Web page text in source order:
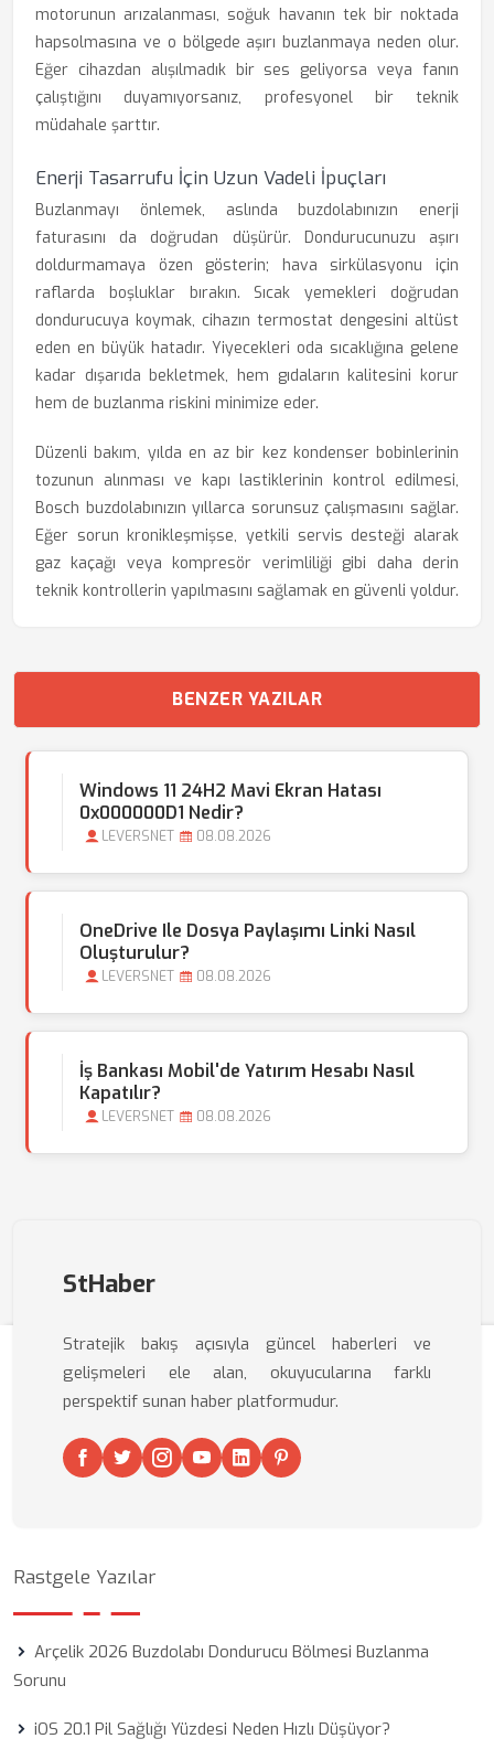
motorunun arızalanması, soğuk havanın tek bir noktada
hapsolmasına ve o bölgede aşırı buzlanmaya neden olur.
Eğer cihazdan alışılmadık bir ses geliyorsa veya fanın
çalıştığını duyamıyorsanız, profesyonel bir teknik
müdahale şarttır.
Enerji Tasarrufu İçin Uzun Vadeli İpuçları
Buzlanmayı önlemek, aslında buzdolabınızın enerji
faturasını da doğrudan düşürür. Dondurucunuzu aşırı
doldurmamaya özen gösterin; hava sirkülasyonu için
raflarda boşluklar bırakın. Sıcak yemekleri doğrudan
dondurucuya koymak, cihazın termostat dengesini altüst
eden en büyük hatadır. Yiyecekleri oda sıcaklığına gelene
kadar dışarıda bekletmek, hem gıdaların kalitesini korur
hem de buzlanma riskini minimize eder.
Düzenli bakım, yılda en az bir kez kondenser bobinlerinin
tozunun alınması ve kapı lastiklerinin kontrol edilmesi,
Bosch buzdolabınızın yıllarca sorunsuz çalışmasını sağlar.
Eğer sorun kronikleşmişse, yetkili servis desteği alarak
gaz kaçağı veya kompresör verimliliği gibi daha derin
teknik kontrollerin yapılmasını sağlamak en güvenli yoldur.
BENZER YAZILAR
Windows 11 24H2 Mavi Ekran Hatası
0x000000D1 Nedir?
LEVERSNET 08.08.2026
OneDrive Ile Dosya Paylaşımı Linki Nasıl
Oluşturulur?
LEVERSNET 08.08.2026
İş Bankası Mobil'de Yatırım Hesabı Nasıl
Kapatılır?
LEVERSNET 08.08.2026
StHaber
Stratejik bakış açısıyla güncel haberleri ve
gelişmeleri ele alan, okuyucularına farklı
perspektif sunan haber platformudur.
Rastgele Yazılar
Arçelik 2026 Buzdolabı Dondurucu Bölmesi Buzlanma
Sorunu
iOS 20.1 Pil Sağlığı Yüzdesi Neden Hızlı Düşüyor?